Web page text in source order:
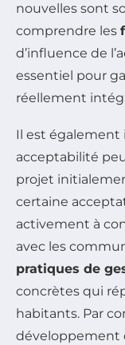
nouvelles sont
comprendre les
d’influence de
essentiel pour
réellement
Il est
acceptabilité
projet
certaine
activement à
avec les
pratiques de
concrètes qui
habitants. Par
développement